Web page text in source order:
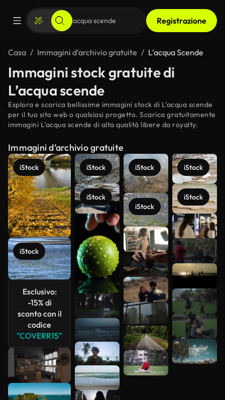
Registrazione
Casa Immagini d’archivio gratuite L’acqua Scende
Immagini stock gratuite di
L’acqua scende
Esplora e scarica bellissime immagini stock di L’acqua scende
per il tuo sito web o qualsiasi progetto. Scarica gratuitamente
immagini L’acqua scende di alta qualità libere da royalty.
Immagini d’archivio gratuite
iStock
iStock
Esclusivo:
-15% di
sconto con il
codice
"COVERR15"
iStock
iStock
iStock
iStock
iStock
iStock
Scopri di
più